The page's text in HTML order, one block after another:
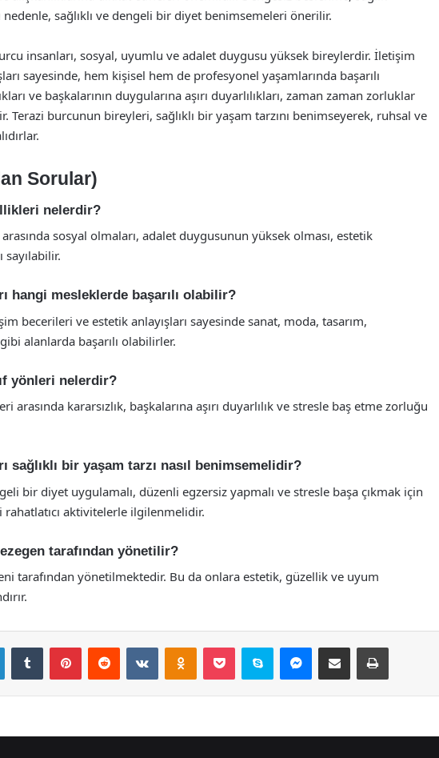
sağlıklı ve dengeli bir diyet benimsemeleri önerilir.
insanları, sosyal, uyumlu ve adalet duygusu yüksek bireylerdir. İletişim
sayesinde, hem kişisel hem de profesyonel yaşamlarında başarılı
ve başkalarının duygularına aşırı duyarlılıkları, zaman zaman zorluklar
Terazi burcunun bireyleri, sağlıklı bir yaşam tarzını benimseyerek, ruhsal ve
Sorular)
nelerdir?
sosyal olmaları, adalet duygusunun yüksek olması, estetik
sayılabilir.
hangi mesleklerde başarılı olabilir?
becerileri ve estetik anlayışları sayesinde sanat, moda, tasarım,
alanlarda başarılı olabilirler.
yönleri nelerdir?
arasında kararsızlık, başkalarına aşırı duyarlılık ve stresle baş etme zorluğu
sağlıklı bir yaşam tarzı nasıl benimsemelidir?
bir diyet uygulamalı, düzenli egzersiz yapmalı ve stresle başa çıkmak için
aktivitelerle ilgilenmelidir.
tarafından yönetilir?
tarafından yönetilmektedir. Bu da onlara estetik, güzellik ve uyum
LinkedInTumblr PinterestReddit VKontakteOdnoklassniki
Pocket Skype Messenger
E-Posta ile paylaş Yazdır